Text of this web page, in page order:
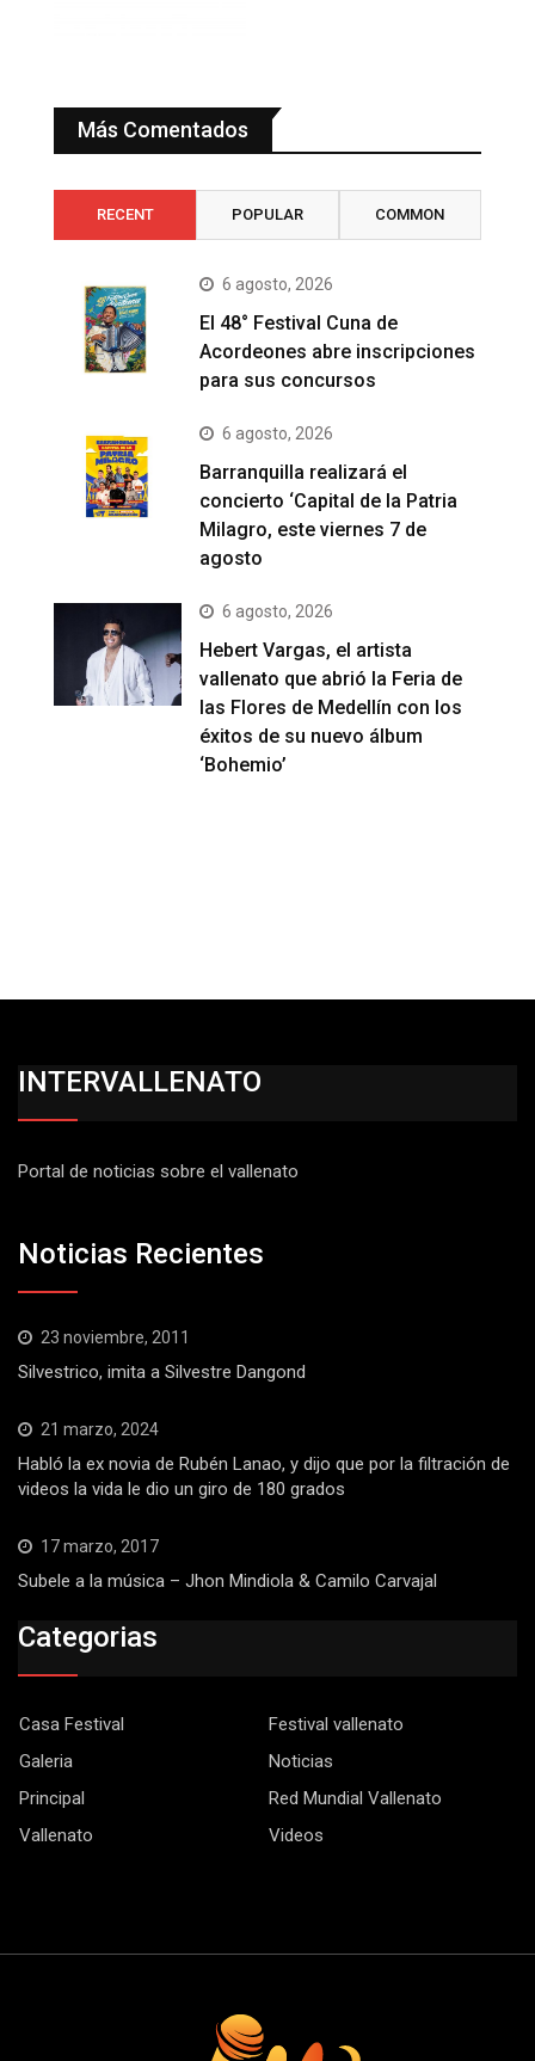
Más Comentados
RECENT POPULAR COMMON
6 agosto, 2026
El 48° Festival Cuna de
Acordeones abre inscripciones
para sus concursos
6 agosto, 2026
Barranquilla realizará el
concierto ‘Capital de la Patria
Milagro, este viernes 7 de
agosto
6 agosto, 2026
Hebert Vargas, el artista
vallenato que abrió la Feria de
las Flores de Medellín con los
éxitos de su nuevo álbum
‘Bohemio’
INTERVALLENATO
Portal de noticias sobre el vallenato
Noticias Recientes
23 noviembre, 2011
Silvestrico, imita a Silvestre Dangond
21 marzo, 2024
Habló la ex novia de Rubén Lanao, y dijo que por la filtración de
videos la vida le dio un giro de 180 grados
17 marzo, 2017
Subele a la música – Jhon Mindiola & Camilo Carvajal
Categorias
Casa Festival
Festival vallenato
Galeria
Noticias
Principal
Red Mundial Vallenato
Vallenato
Videos